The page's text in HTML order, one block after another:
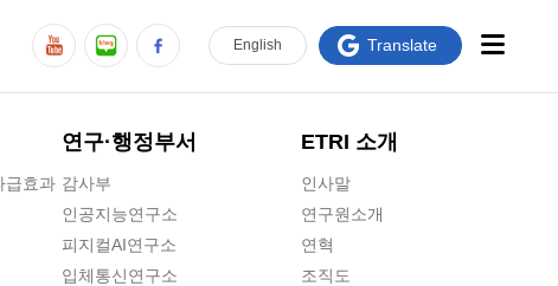
급효과
연구·행정부서
감사부
인공지능연구소
피지컬AI연구소
입체통신연구소
ETRI 소개
인사말
연구원소개
연혁
조직도
English Translate